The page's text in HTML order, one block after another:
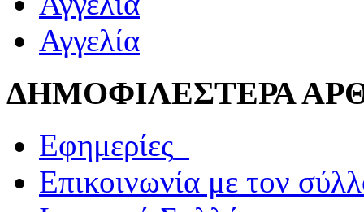
Αγγελία
ΔΗΜΟΦΙΛΕΣΤΕΡΑ
Εφημερίες_
Επικοινωνία με τον